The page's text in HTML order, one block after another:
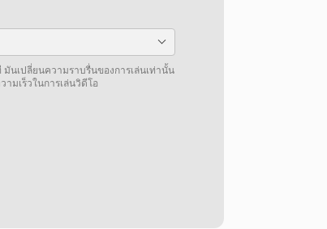
นเปลี่ยนความราบรื่นของการเล่นเท่านั้น
มเร็วในการเล่นวิดีโอ